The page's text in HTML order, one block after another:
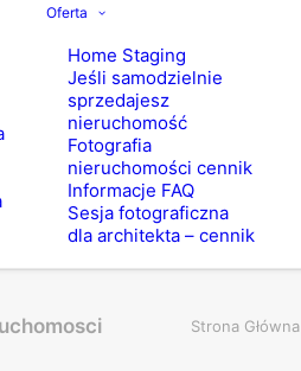
Oferta
Home Staging
Jeśli samodzielnie
sprzedajesz
nieruchomość
Fotografia
nieruchomości cennik
Informacje FAQ
Sesja fotograficzna
dla architekta – cennik
Strona Główna